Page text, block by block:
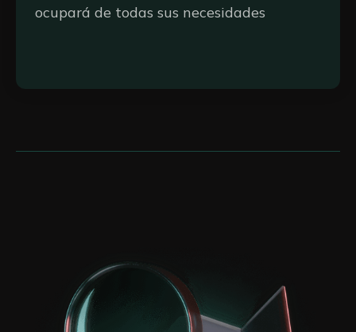
ocupará de todas sus necesidades